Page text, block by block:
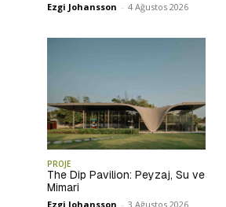
Ezgi Johansson - 4 Ağustos 2026
PROJE
The Dip Pavilion: Peyzaj, Su ve
Mimari
Ezgi Johansson - 3 Ağustos 2026